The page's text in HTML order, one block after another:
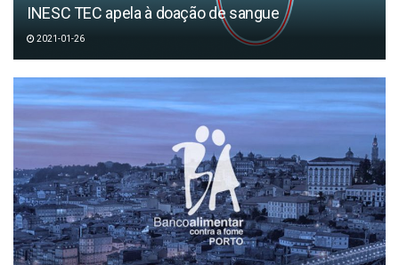
INESC TEC apela à doação de sangue
2021-01-26